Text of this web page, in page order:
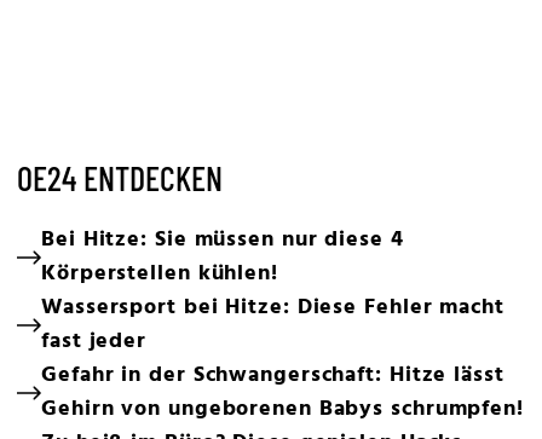
OE24 ENTDECKEN
Bei Hitze: Sie müssen nur diese 4
Körperstellen kühlen!
Wassersport bei Hitze: Diese Fehler macht
fast jeder
Gefahr in der Schwangerschaft: Hitze lässt
Gehirn von ungeborenen Babys schrumpfen!